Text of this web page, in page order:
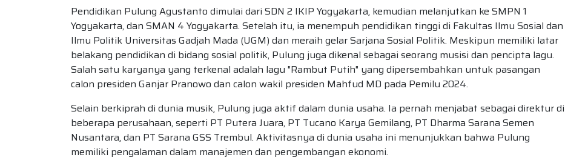
Pendidikan Pulung Agustanto dimulai dari SDN 2 IKIP Yogyakarta, kemudian melanjutkan ke SMPN 1
Yogyakarta, dan SMAN 4 Yogyakarta. Setelah itu, ia menempuh pendidikan tinggi di Fakultas Ilmu Sosial dan
Ilmu Politik Universitas Gadjah Mada (UGM) dan meraih gelar Sarjana Sosial Politik. Meskipun memiliki latar
belakang pendidikan di bidang sosial politik, Pulung juga dikenal sebagai seorang musisi dan pencipta lagu.
Salah satu karyanya yang terkenal adalah lagu "Rambut Putih" yang dipersembahkan untuk pasangan
calon presiden Ganjar Pranowo dan calon wakil presiden Mahfud MD pada Pemilu 2024.
Selain berkiprah di dunia musik, Pulung juga aktif dalam dunia usaha. Ia pernah menjabat sebagai direktur di
beberapa perusahaan, seperti PT Putera Juara, PT Tucano Karya Gemilang, PT Dharma Sarana Semen
Nusantara, dan PT Sarana GSS Trembul. Aktivitasnya di dunia usaha ini menunjukkan bahwa Pulung
memiliki pengalaman dalam manajemen dan pengembangan ekonomi.